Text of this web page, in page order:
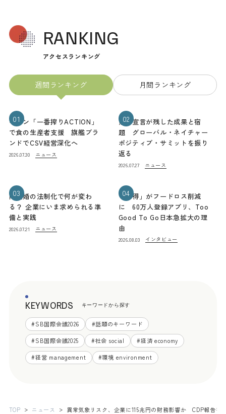
RANKING
アクセスランキング
週間ランキング 月間ランキング
01
キリン「一番搾りACTION」
で食の生産者支援 旗艦ブラ
ンドでCSV経営深化へ
2026.07.30 ニュース
02
熊本宣言が残した成果と宿
題 グローバル・ネイチャー
ポジティブ・サミットを振り
返る
2026.07.27 ニュース
03
同性婚の法制化で何が変わ
る？ 企業にいま求められる準
備と実践
2026.07.21 ニュース
04
「お得」がフードロス削減
に 60万人登録アプリ、Too
Good To Go日本急拡大の理
由
2026.08.03 インタビュー
KEYWORDS キーワードから探す
#SB国際会議2026 #話題のキーワード
#SB国際会議2025 #社会 social #経済 economy
#経営 management #環境 environment
TOP ニュース 異常気象リスク、企業に115兆円の財務影響か CDP報告書